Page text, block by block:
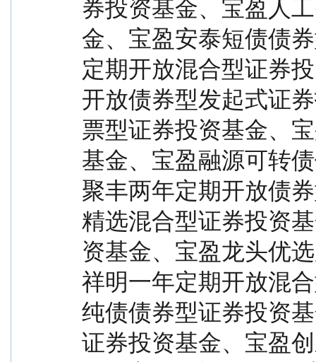
券投资基金、宝盈人
金、宝盈安泰短债债
定期开放混合型证券
开放债券型发起式证
票型证券投资基金、
基金、宝盈融源可转
聚丰两年定期开放债
精选混合型证券投资
资基金、宝盈龙头优
祥明一年定期开放混
纯债债券型证券投资
证券投资基金、宝盈